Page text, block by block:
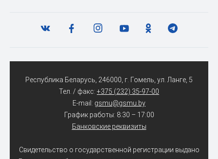
Республика Беларусь, 246000, г. Гомель, ул. Ланге, 5
Тел. / факс: +375 (232) 35-97-00
E-mail: gsmu@gsmu.by
График работы: 8:30 – 17:00
Банковские реквизиты
Свидетельство о государственной регистрации выдано